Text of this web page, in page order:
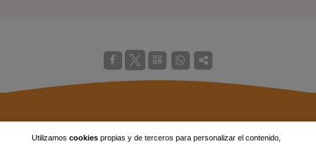
Utilizamos cookiespropias y de terceros para personalizar el contenido,